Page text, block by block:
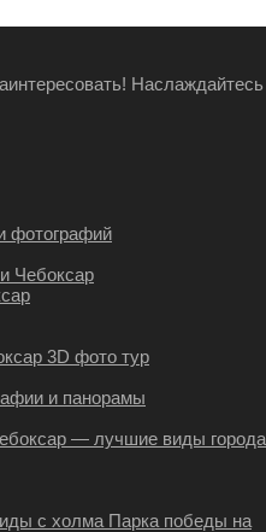
Наслаждайтесь
фотографий
Чебоксар
3D фото тур
и панорамы
— лучшие виды города
с холма Парка победы на